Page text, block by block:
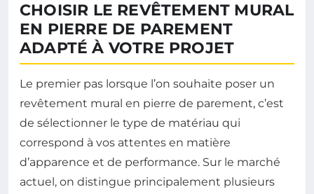
CHOISIR LE REVÊTEMENT MURAL
EN PIERRE DE PAREMENT
ADAPTÉ À VOTRE PROJET
Le premier pas lorsque l’on souhaite poser un
revêtement mural en pierre de parement, c’est
de sélectionner le type de matériau qui
correspond à vos attentes en matière
d’apparence et de performance. Sur le marché
actuel, on distingue principalement plusieurs